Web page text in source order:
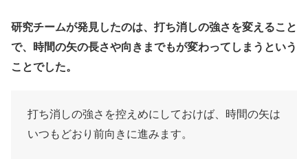
研究チームが発見したのは、打ち消しの強さを変えること
で、時間の矢の長さや向きまでもが変わってしまうという
ことでした。
打ち消しの強さを控えめにしておけば、時間の矢は
いつもどおり前向きに進みます。